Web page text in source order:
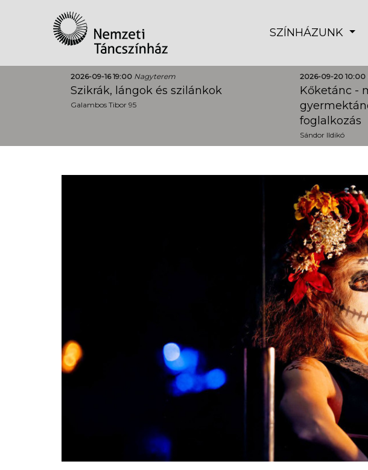
SZÍNHÁZUNK
2026-09-16 19:00 Nagyterem
Szikrák, lángok és szilánkok
Galambos Tibor 95
2026-09-20 10:00
Kőketánc -
foglalkozás
Sándor Ildikó